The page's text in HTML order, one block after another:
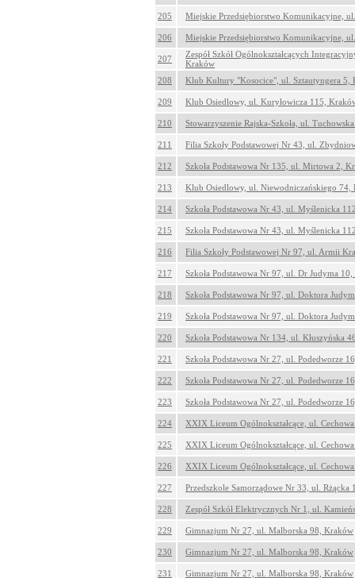
205 Miejskie Przedsiębiorstwo Komunikacyjne,
206 Miejskie Przedsiębiorstwo Komunikacyjne,
207
Zespół Szkół Ogólnokształcących
Kraków
208
Klub Kultury "Kosocice", ul. Sztautyngera 5,
209 Klub Osiedlowy, ul. Kuryłowicza 115,
210 Stowarzyszenie Rajska-Szkoła, ul.
211 Filia Szkoły Podstawowej Nr 43, ul.
212 Szkoła Podstawowa Nr 135, ul. Mirtowa 2,
213 Klub Osiedlowy, ul. Niewodniczańskiego 74,
214 Szkoła Podstawowa Nr 43, ul. Myślenicka
215 Szkoła Podstawowa Nr 43, ul. Myślenicka
216 Filia Szkoły Podstawowej Nr 97, ul. Armii
217 Szkoła Podstawowa Nr 97, ul. Dr Judyma
218 Szkoła Podstawowa Nr 97, ul. Doktora
219 Szkoła Podstawowa Nr 97, ul. Doktora
220 Szkoła Podstawowa Nr 134, ul. Kłuszyńska
221 Szkoła Podstawowa Nr 27, ul. Podedworze
222 Szkoła Podstawowa Nr 27, ul. Podedworze
223 Szkoła Podstawowa Nr 27, ul. Podedworze
224 XXIX Liceum Ogólnokształcące, ul.
225 XXIX Liceum Ogólnokształcące, ul.
226 XXIX Liceum Ogólnokształcące, ul.
227 Przedszkole Samorządowe Nr 33, ul. Rżącka
228 Zespół Szkół Elektrycznych Nr 1, ul.
229 Gimnazjum Nr 27, ul. Malborska 98, Kraków
230 Gimnazjum Nr 27, ul. Malborska 98, Kraków
231 Gimnazjum Nr 27, ul. Malborska 98, Kraków